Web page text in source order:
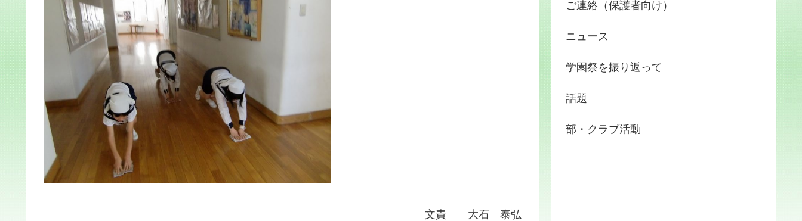
文責 大石 泰弘
ご連絡（保護者向け）
ニュース
学園祭を振り返って
話題
部・クラブ活動